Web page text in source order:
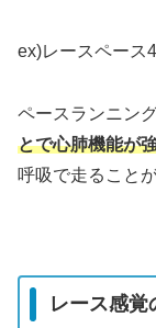
ex)レースペース
ペースランニン
とで心肺機能が
呼吸で走ること
レース感覚